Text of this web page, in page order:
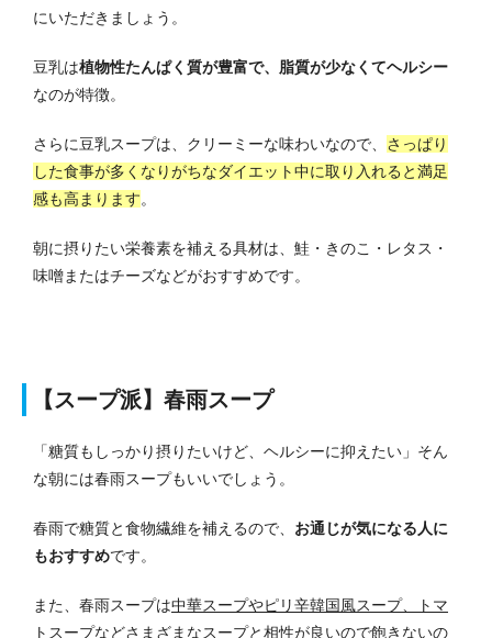
にいただきましょう。
豆乳は植物性たんぱく質が豊富で、脂質が少なくてヘルシー
なのが特徴。
さらに豆乳スープは、クリーミーな味わいなので、 さっぱり
した食事が多くなりがちなダイエット中に取り入れると満足
感も高まります。
朝に摂りたい栄養素を補える具材は、鮭・きのこ・レタス・
味噌またはチーズなどがおすすめです。
【スープ派】春雨スープ
「糖質もしっかり摂りたいけど、ヘルシーに抑えたい」そん
な朝には春雨スープもいいでしょう。
春雨で糖質と食物繊維を補えるので、 お通じが気になる人に
もおすすめです。
また、春雨スープは中華スープやピリ辛韓国風スープ、トマ
トスープなどさまざまなスープと相性が良いので飽きないの